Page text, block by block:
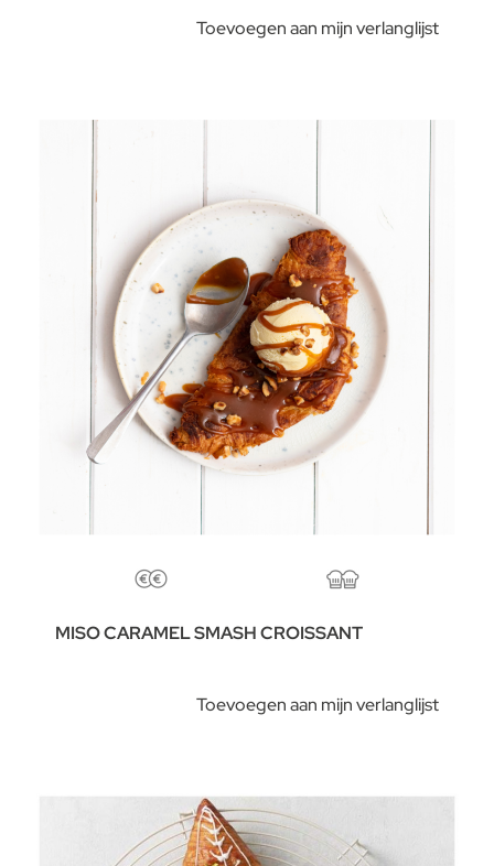
Toevoegen aan mijn verlanglijst
MISO CARAMEL SMASH CROISSANT
Toevoegen aan mijn verlanglijst